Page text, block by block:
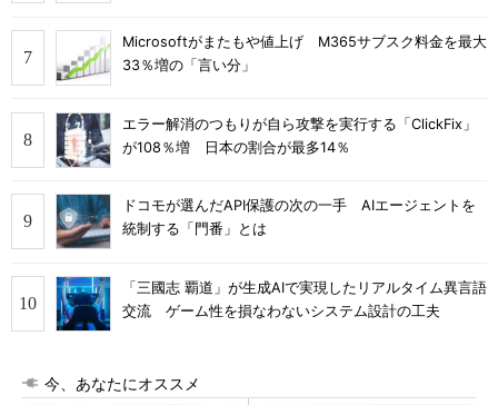
Microsoftがまたもや値上げ M365サブスク料金を最大
33％増の「言い分」
エラー解消のつもりが自ら攻撃を実行する「ClickFix」
が108％増 日本の割合が最多14％
ドコモが選んだAPI保護の次の一手 AIエージェントを
統制する「門番」とは
「三國志 覇道」が生成AIで実現したリアルタイム異言語
交流 ゲーム性を損なわないシステム設計の工夫
今、あなたにオススメ